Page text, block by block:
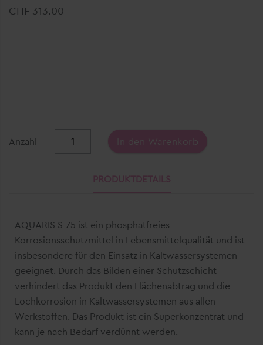
CHF 313.00
Anzahl In den Warenkorb
PRODUKTDETAILS
AQUARIS S-75 ist ein phosphatfreies
Korrosionsschutzmittel in Lebensmittelqualität und ist
insbesondere für den Einsatz in Kaltwassersystemen
geeignet. Durch das Bilden einer Schutzschicht
verhindert das Produkt den Flächenabtrag und die
Lochkorrosion in Kaltwassersystemen aus allen
Werkstoffen. Das Produkt ist ein Superkonzentrat und
kann je nach Bedarf verdünnt werden.